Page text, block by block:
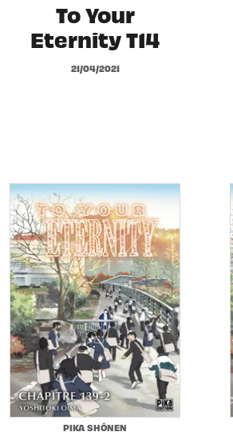
To Your
Eternity T14
21/04/2021
PIKA SHÔNEN